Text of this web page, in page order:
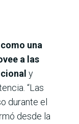
una
a las
y
“Las
durante el
desde la